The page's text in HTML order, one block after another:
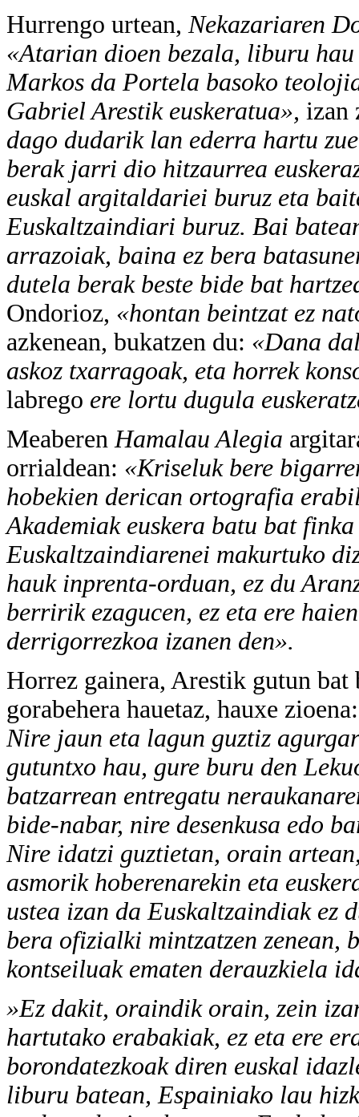
Hurrengo urtean,Nekazariaren
«Atarian dioen bezala, liburu
Markos da Portela basoko
Gabriel Arestik euskeratua», izan
dago dudarik lan ederra hartu
berak jarri dio hitzaurrea
euskal argitaldariei buruz eta
Euskaltzaindiari buruz. Bai
arrazoiak, baina ez bera
dutela berak beste bide bat
Ondorioz, «hontan beintzat ez
azkenean, bukatzen du: «Dana
askoz txarragoak, eta horrek
labrego ere lortu dugula
MeaberenHamalau Alegia
orrialdean: «Kriseluk bere
hobekien derican ortografia
Akademiak euskera batu bat
Euskaltzaindiarenei makurtuko
hauk inprenta-orduan, ez du
berririk ezagucen, ez eta ere
derrigorrezkoa izanen den».
Horrez gainera, Arestik gutun
gorabehera hauetaz, hauxe
Nire jaun eta lagun guztiz
gutuntxo hau, gure buru den
batzarrean entregatu
bide-nabar, nire desenkusa edo
Nire idatzi guztietan, orain
asmorik hoberenarekin eta
ustea izan da Euskaltzaindiak
bera ofizialki mintzatzen zenean,
kontseiluak ematen derauzkiela
»Ez dakit, oraindik orain, zein
hartutako erabakiak, ez eta ere
borondatezkoak diren euskal
liburu batean, Espainiako lau